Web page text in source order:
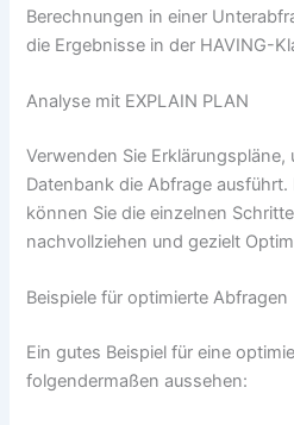
Berechnungen in einer
die Ergebnisse in der HAVING-
Analyse mit EXPLAIN PLAN
Verwenden Sie
Datenbank die Abfrage ausführt.
können Sie die einzelnen
nachvollziehen und gezielt
Beispiele für optimierte Abfragen
Ein gutes Beispiel für eine
folgendermaßen aussehen: